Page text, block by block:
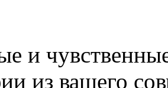
и
из вашего